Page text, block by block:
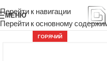
Перейти к навигации
Перейти к основному
МЕНЮ
ГОРЯЧИЙ